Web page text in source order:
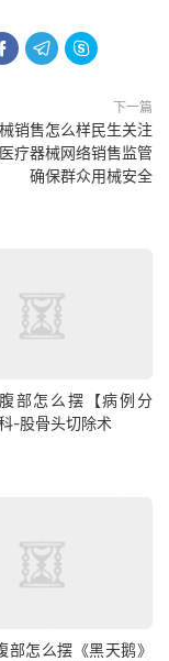
 
下一篇
销售怎么样民生关注
医疗器械网络销售监管
确保群众用械安全
部怎么摆【病例分
-股骨头切除术
部怎么摆《黑天鹅》